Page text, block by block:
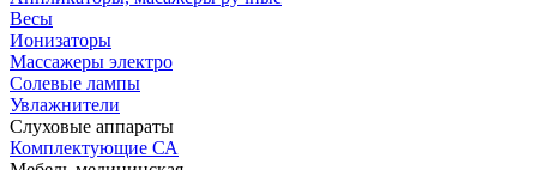
Весы
Ионизаторы
Массажеры электро
Солевые лампы
Увлажнители
Слуховые аппараты
Комплектующие СА